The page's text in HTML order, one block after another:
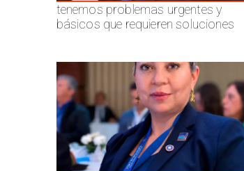
tenemos problemas urgentes y
básicos que requieren soluciones